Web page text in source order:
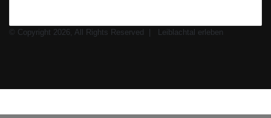
© Copyright 2026, All Rights Reserved |
Leiblachtal erleben